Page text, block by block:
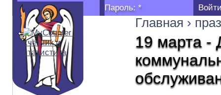
Логин:* Пароль: *
Главная ›
19 марта -